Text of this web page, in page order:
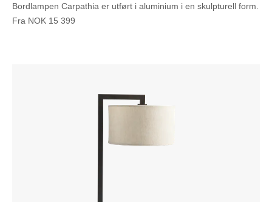
Bordlampen Carpathia er utført i aluminium i en skulpturell form.
Fra NOK 15 399